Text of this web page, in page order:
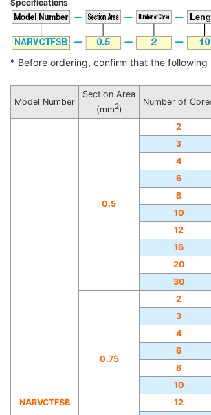
Specifications
* Before ordering, confirm that the
Model Number
Section Area
(mm2)
Number of
NARVCTFSB
0.5
2
3
4
6
8
10
12
16
20
30
0.75
2
3
4
6
8
10
12